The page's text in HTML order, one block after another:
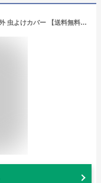
保温 園芸 防寒カバー 防虫ネット 防寒 室外 虫よけカバー 【送料無料】植物保護カバー 鳥対策 室内 防虫 巾着 防風 霜対策 【送料無料】植物保護カバー 不織布 ガーデン プランターカバー 再利用可能 園芸用品 軽量 丈夫 厚い 野菜栽培